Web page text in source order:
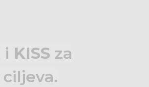
i KISS za
ciljeva.